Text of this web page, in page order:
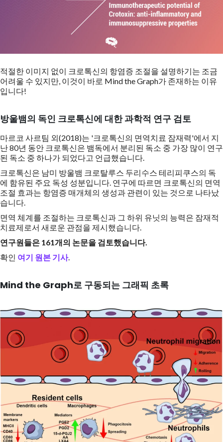
적절한 이미지 없이 크로톡신의 항염증 조절을 설명하기는 조금
어려울 수 있지만, 이것이 바로 Mind the Graph가 존재하는 이유
입니다!
방울뱀의 독인 크로톡신에 대한 과학적 연구 검토
마르코 사르팀 외(2018)는 '크로톡신의 면역치료 잠재력'에서 지
난 80년 동안 크로톡신은 뱀독에서 분리된 독소 중 가장 많이 연구
된 독소 중 하나가 되었다고 언급했습니다.
크로톡신은 남미 방울뱀 크로탈루스 두리수스 테리피쿠스의 독
에 함유된 주요 독성 성분입니다. 연구에 따르면 크로톡신의 면역
조절 효과는 항염증 매개체의 생성과 관련이 있는 것으로 나타났
습니다.
면역 체계를 조절하는 크로톡신과 그 하위 유닛의 능력은 잠재적
치료제로서 새로운 관점을 제시했습니다.
연구원들은 161개의 논문을 검토했습니다.
확인 여기 원본 기사.
Mind the Graph로 구동되는 그래픽 초록